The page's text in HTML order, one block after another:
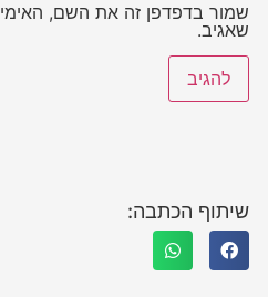
שמור בדפדפן זה את השם,
שאגיב.
שיתוף הכתבה: